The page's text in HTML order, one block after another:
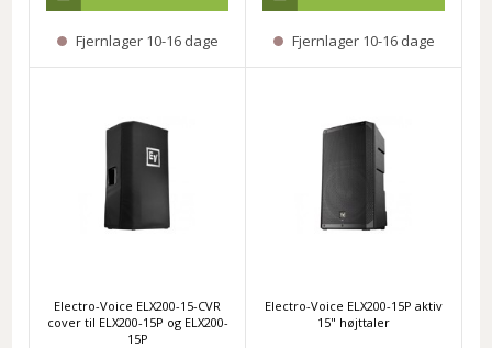
Fjernlager 10-16 dage Fjernlager 10-16 dage
Electro-Voice ELX200-15-CVR
cover til ELX200-15P og ELX200-
15P
Electro-Voice ELX200-15P aktiv
15" højttaler